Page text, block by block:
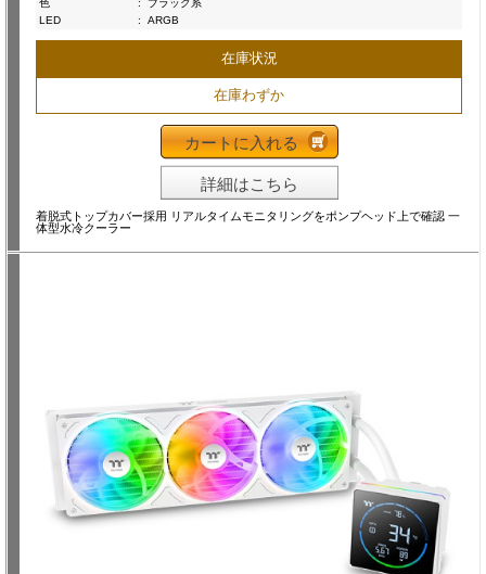
色
:
ブラック系
LED
: ARGB
在庫状況
在庫わずか
カートに入れる
詳細はこちら
着脱式トップカバー採用 リアルタイムモニタリングをポンプヘッド上で確認 一
体型水冷クーラー